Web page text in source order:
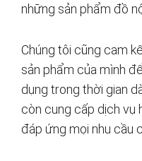
những sản phẩm đồ
Chúng tôi cũng cam
sản phẩm của mình
dụng trong thời gian
còn cung cấp dịch vụ
đáp ứng mọi nhu cầu